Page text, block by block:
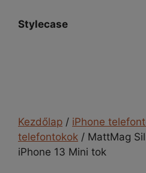
Stylecase
Kezdőlap / iPhone
telefontokok / MattMag
iPhone 13 Mini tok